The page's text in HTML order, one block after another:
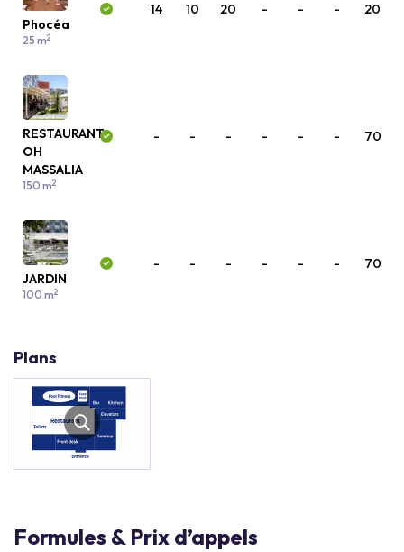
Phocéa
25 m2
14 10 20 - - - 20
RESTAURANT
OH
MASSALIA
150 m2
- - - - - - 70
JARDIN
100 m2
- - - - - - 70
Plans
Formules & Prix d’appels